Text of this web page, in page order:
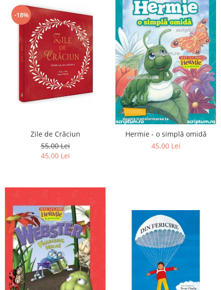
-18%
Zile de Crăciun
55,00 Lei
45,00 Lei
Hermie - o simplă omidă
45,00 Lei